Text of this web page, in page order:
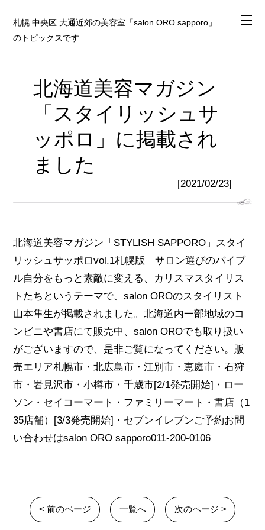
札幌 中央区 大通近郊の美容室「salon ORO sapporo」
のトピックスです
北海道美容マガジン
「スタイリッシュサ
ッポロ」に掲載され
ました
[2021/02/23]
北海道美容マガジン「STYLISH SAPPORO」スタイ
リッシュサッポロvol.1札幌版 サロン選びのバイブ
ル自分をもっと素敵に変える、カリスマスタイリス
トたちというテーマで、salon OROのスタイリスト
山本隼生が掲載されました。北海道内一部地域のコ
ンビニや書店にて販売中、salon OROでも取り扱い
がございますので、是非ご覧になってください。販
売エリア札幌市・北広島市・江別市・恵庭市・石狩
市・岩見沢市・小樽市・千歳市[2/1発売開始]・ロー
ソン・セイコーマート・ファミリーマート・書店（1
35店舗）[3/3発売開始]・セブンイレブンご予約お問
い合わせはsalon ORO sapporo011-200-0106
< 前のページ 一覧へ 次のページ >